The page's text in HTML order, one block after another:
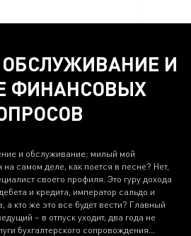
ОБСЛУЖИВАНИЕ И
ФИНАНСОВЫХ
и обслуживание: милый мой
на самом деле, как поется в песне? Нет,
своего профиля. Это гуру дохода
и кредита, император сальдо и
а кто же это все будет вести? Главный
– в отпуск уходит, два года не
бухгалтерского сопровождения…